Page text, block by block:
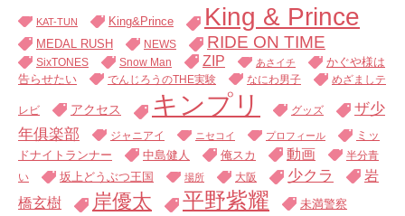
KAT-TUN King&Prince King & Prince
MEDAL RUSH NEWS RIDE ON TIME
SixTONES Snow Man ZIP あさイチ
かぐや様は
告らせたい
でんじろうのTHE実験 なにわ男子 めざましテ
レビ アクセス キンプリ グッズ
ザ少
年俱楽部
ジャニアイ ニセコイ プロフィール
ミッ
ドナイトランナー
中島健人 俺スカ 動画
半分青
い
坂上どうぶつ王国 場所 大阪 少クラ
岩
橋玄樹
岸優太 平野紫耀 未満警察